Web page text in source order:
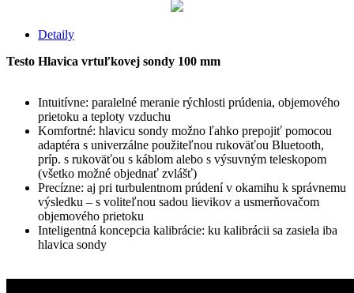
Detaily
Testo Hlavica vrtuľkovej sondy 100 mm
Intuitívne: paralelné meranie rýchlosti prúdenia, objemového
prietoku a teploty vzduchu
Komfortné: hlavicu sondy možno ľahko prepojiť pomocou
adaptéra s univerzálne použiteľnou rukoväťou Bluetooth,
príp. s rukoväťou s káblom alebo s výsuvným teleskopom
(všetko možné objednať zvlášť)
Precízne: aj pri turbulentnom prúdení v okamihu k správnemu
výsledku – s voliteľnou sadou lievikov a usmerňovačom
objemového prietoku
Inteligentná koncepcia kalibrácie: ku kalibrácii sa zasiela iba
hlavica sondy